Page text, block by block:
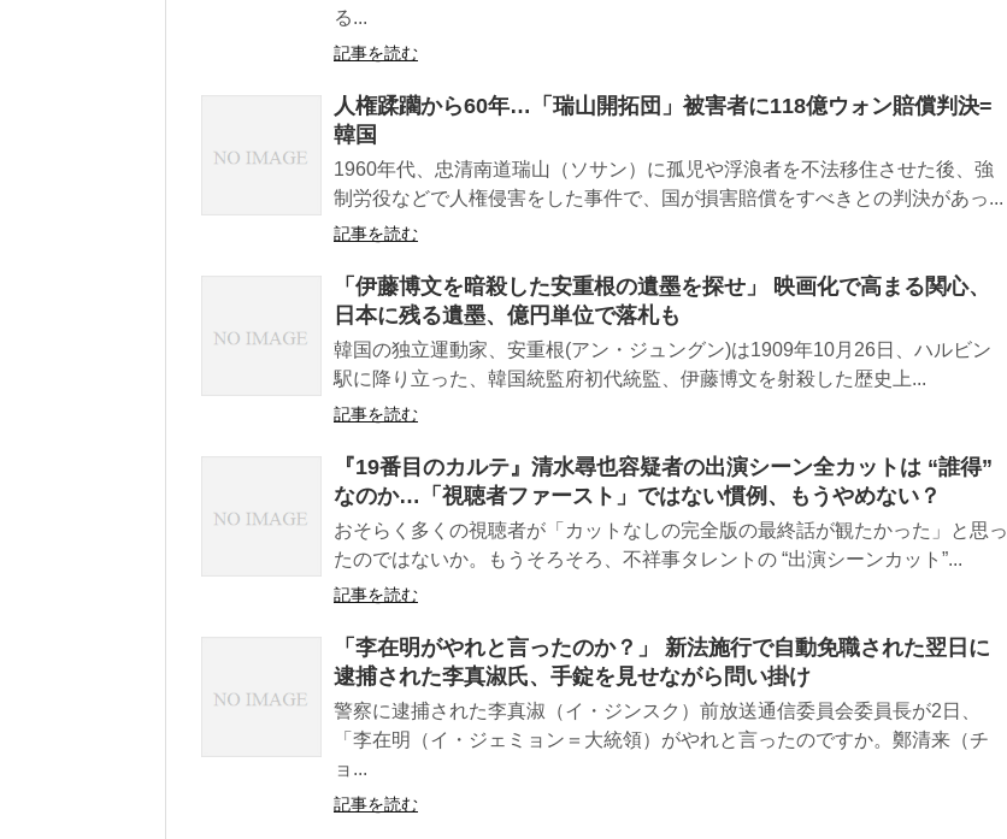
る...
記事を読む
人権蹂躪から60年…「瑞山開拓団」被害者に118億ウォン賠償判決=
韓国
1960年代、忠清南道瑞山（ソサン）に孤児や浮浪者を不法移住させた後、強
制労役などで人権侵害をした事件で、国が損害賠償をすべきとの判決があっ...
記事を読む
「伊藤博文を暗殺した安重根の遺墨を探せ」 映画化で高まる関心、
日本に残る遺墨、億円単位で落札も
韓国の独立運動家、安重根(アン・ジュングン)は1909年10月26日、ハルビン
駅に降り立った、韓国統監府初代統監、伊藤博文を射殺した歴史上...
記事を読む
『19番目のカルテ』清水尋也容疑者の出演シーン全カットは “誰得”
なのか…「視聴者ファースト」ではない慣例、もうやめない？
おそらく多くの視聴者が「カットなしの完全版の最終話が観たかった」と思っ
たのではないか。もうそろそろ、不祥事タレントの “出演シーンカット”...
記事を読む
「李在明がやれと言ったのか？」 新法施行で自動免職された翌日に
逮捕された李真淑氏、手錠を見せながら問い掛け
警察に逮捕された李真淑（イ・ジンスク）前放送通信委員会委員長が2日、
「李在明（イ・ジェミョン＝大統領）がやれと言ったのですか。鄭清来（チ
ョ...
記事を読む